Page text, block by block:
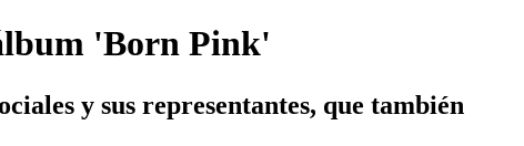
'Born Pink'
y sus representantes, que también